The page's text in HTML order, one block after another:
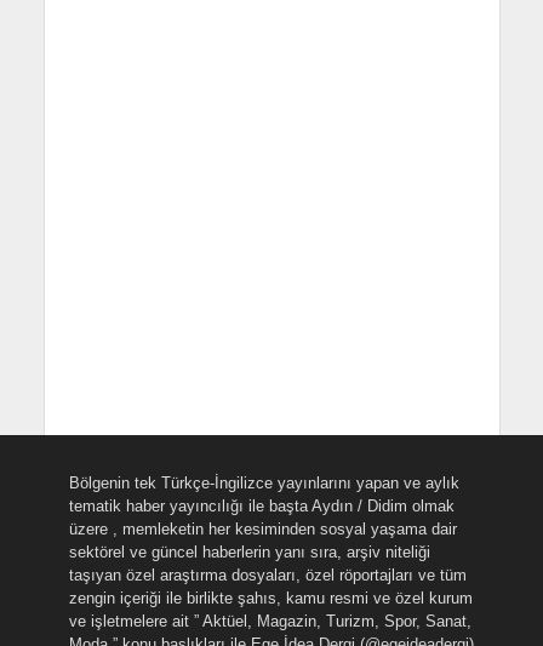
Bölgenin tek Türkçe-İngilizce yayınlarını yapan ve aylık
tematik haber yayıncılığı ile başta Aydın / Didim olmak
üzere , memleketin her kesiminden sosyal yaşama dair
sektörel ve güncel haberlerin yanı sıra, arşiv niteliği
taşıyan özel araştırma dosyaları, özel röportajları ve tüm
zengin içeriği ile birlikte şahıs, kamu resmi ve özel kurum
ve işletmelere ait ” Aktüel, Magazin, Turizm, Spor, Sanat,